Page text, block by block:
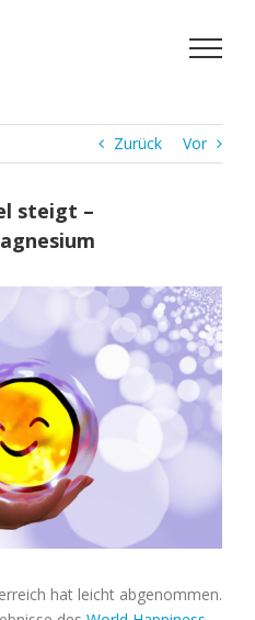
Zurück Vor
steigt –
hat leicht abgenommen.